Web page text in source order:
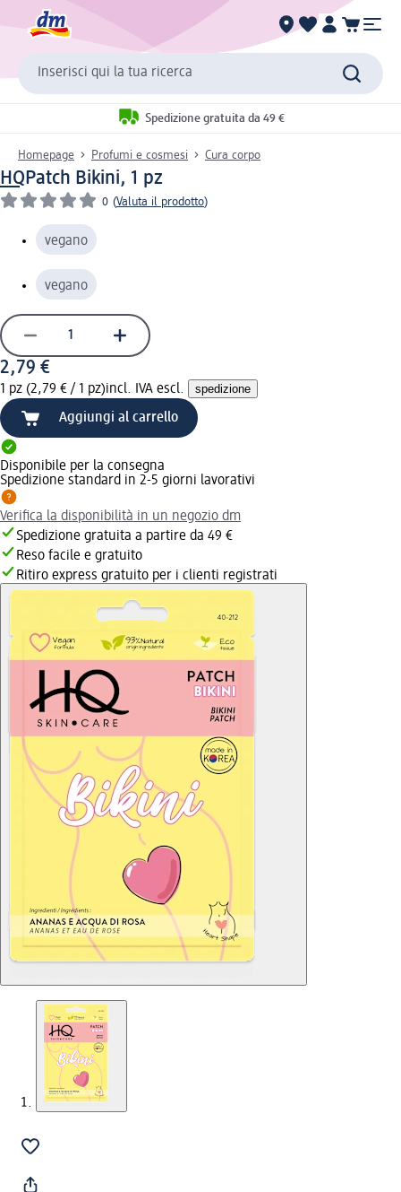
Inserisci qui la tua ricerca
Spedizione gratuita da 49 €
Homepage Profumi e cosmesi Cura corpo
HQPatch Bikini, 1 pz
0 (Valuta il prodotto)
vegano
vegano
2,79 €
1 pz (2,79 € / 1 pz)incl. IVA escl. spedizione
Aggiungi al carrello
Disponibile per la consegna
Spedizione standard in 2-5 giorni lavorativi
Verifica la disponibilità in un negozio dm
Spedizione gratuita a partire da 49 €
Reso facile e gratuito
Ritiro express gratuito per i clienti registrati